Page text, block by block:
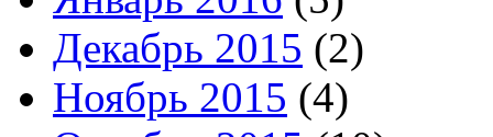
Декабрь 2015 (2)
Ноябрь 2015 (4)